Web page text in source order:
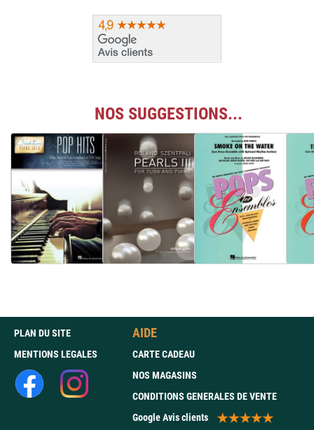
NOS SUGGESTIONS...
PLAN DU SITE
MENTIONS LEGALES
AIDE
CARTE CADEAU
NOS MAGASINS
CONDITIONS GENERALES DE VENTE
Google Avis clients